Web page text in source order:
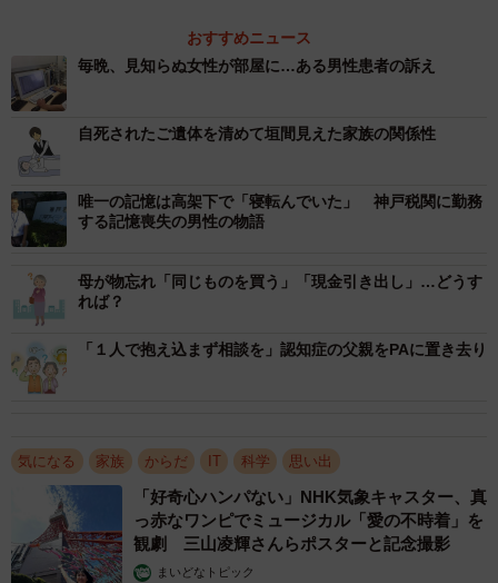
2/5
認知症だった父が忘れないよう書き留めていたノート（提供）
おすすめニュース
毎晩、見知らぬ女性が部屋に…ある男性患者の訴え
自死されたご遺体を清めて垣間見えた家族の関係性
唯一の記憶は高架下で「寝転んでいた」 神戸税関に勤務
する記憶喪失の男性の物語
母が物忘れ「同じものを買う」「現金引き出し」…どうす
れば？
「１人で抱え込まず相談を」認知症の父親をPAに置き去り
気になる 家族 からだ IT 科学 思い出
「好奇心ハンパない」NHK気象キャスター、真
っ赤なワンピでミュージカル「愛の不時着」を
観劇 三山凌輝さんらポスターと記念撮影
まいどなトピック